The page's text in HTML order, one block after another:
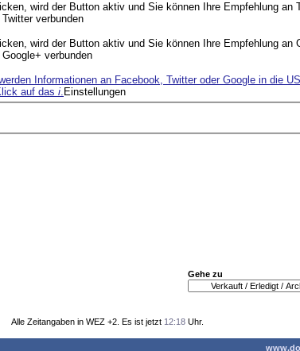
wird der Button aktiv und Sie können Ihre Empfehlung an
verbunden
wird der Button aktiv und Sie können Ihre Empfehlung an
verbunden
Informationen an Facebook, Twitter oder Google in die
auf das i. Einstellungen
Gehe zu
Alle Zeitangaben in WEZ +2. Es ist jetzt 12:18 Uhr.